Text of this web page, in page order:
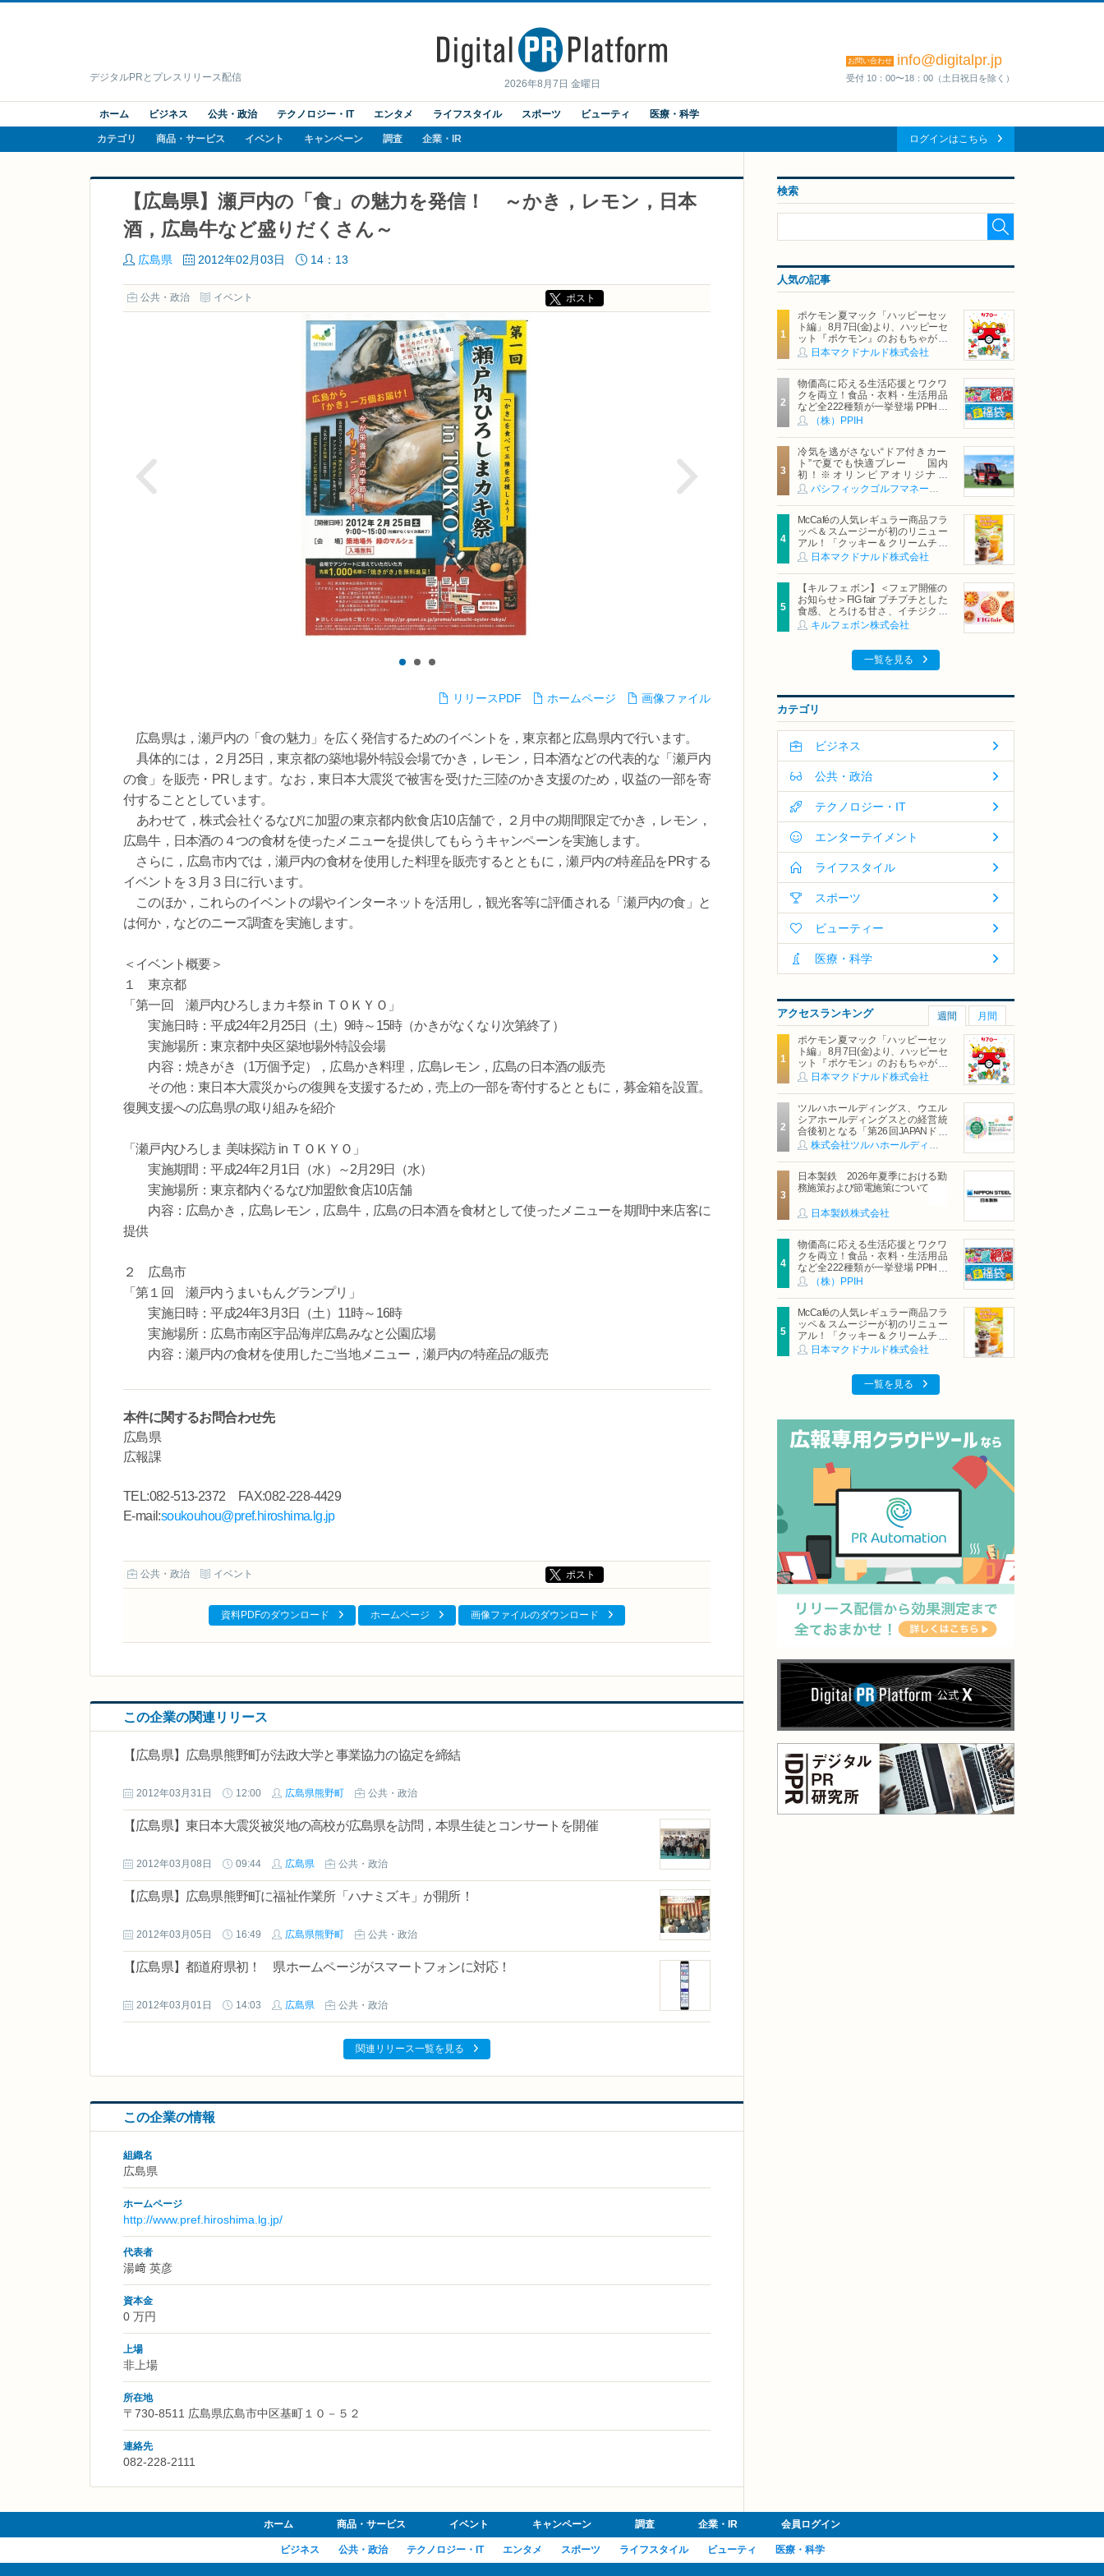
2026年8月7日 金曜日
デジタルPRとプレスリリース配信
お問い合わせ info@digitalpr.jp
受付 10：00〜18：00（土日祝日を除く）
ホーム ビジネス 公共・政治 テクノロジー・IT エンタメ ライフスタイル スポーツ ビューティ 医療・科学
カテゴリ 商品・サービス イベント キャンペーン 調査 企業・IR ログインはこちら
【広島県】瀬戸内の「食」の魅力を発信！ ～かき，レモン，日本
酒，広島牛など盛りだくさん～
広島県 2012年02月03日 14：13
公共・政治 イベント ポスト
リリースPDF ホームページ 画像ファイル
広島県は，瀬戸内の「食の魅力」を広く発信するためのイベントを，東京都と広島県内で行います。
具体的には，２月25日，東京都の築地場外特設会場でかき，レモン，日本酒などの代表的な「瀬戸内
の食」を販売・PRします。なお，東日本大震災で被害を受けた三陸のかき支援のため，収益の一部を寄
付することとしています。
あわせて，株式会社ぐるなびに加盟の東京都内飲食店10店舗で，２月中の期間限定でかき，レモン，
広島牛，日本酒の４つの食材を使ったメニューを提供してもらうキャンペーンを実施します。
さらに，広島市内では，瀬戸内の食材を使用した料理を販売するとともに，瀬戸内の特産品をPRする
イベントを３月３日に行います。
このほか，これらのイベントの場やインターネットを活用し，観光客等に評価される「瀬戸内の食」と
は何か，などのニーズ調査を実施します。
＜イベント概要＞
１ 東京都
「第一回 瀬戸内ひろしまカキ祭 in ＴＯＫＹＯ」
実施日時：平成24年2月25日（土）9時～15時（かきがなくなり次第終了）
実施場所：東京都中央区築地場外特設会場
内容：焼きがき（1万個予定），広島かき料理，広島レモン，広島の日本酒の販売
その他：東日本大震災からの復興を支援するため，売上の一部を寄付するとともに，募金箱を設置。
復興支援への広島県の取り組みを紹介
「瀬戸内ひろしま 美味探訪 in ＴＯＫＹＯ」
実施期間：平成24年2月1日（水）～2月29日（水）
実施場所：東京都内ぐるなび加盟飲食店10店舗
内容：広島かき，広島レモン，広島牛，広島の日本酒を食材として使ったメニューを期間中来店客に
提供
２ 広島市
「第１回 瀬戸内うまいもんグランプリ」
実施日時：平成24年3月3日（土）11時～16時
実施場所：広島市南区宇品海岸広島みなと公園広場
内容：瀬戸内の食材を使用したご当地メニュー，瀬戸内の特産品の販売
本件に関するお問合わせ先
広島県
広報課
TEL:082-513-2372 FAX:082-228-4429
E-mail:soukouhou@pref.hiroshima.lg.jp
公共・政治 イベント ポスト
資料PDFのダウンロード ホームページ 画像ファイルのダウンロード
この企業の関連リリース
【広島県】広島県熊野町が法政大学と事業協力の協定を締結
2012年03月31日 12:00 広島県熊野町 公共・政治
【広島県】東日本大震災被災地の高校が広島県を訪問，本県生徒とコンサートを開催
2012年03月08日 09:44 広島県 公共・政治
【広島県】広島県熊野町に福祉作業所「ハナミズキ」が開所！
2012年03月05日 16:49 広島県熊野町 公共・政治
【広島県】都道府県初！ 県ホームページがスマートフォンに対応！
2012年03月01日 14:03 広島県 公共・政治
関連リリース一覧を見る
この企業の情報
組織名
広島県
ホームページ
http://www.pref.hiroshima.lg.jp/
代表者
湯﨑 英彦
資本金
0 万円
上場
非上場
所在地
〒730-8511 広島県広島市中区基町１０－５２
連絡先
082-228-2111
検索
人気の記事
ポケモン夏マック「ハッピーセッ
ト編」 8月7日(金)より、ハッピーセ
ット『ポケモン』のおもちゃが期
間限定登場
日本マクドナルド株式会社
物価高に応える生活応援とワクワ
クを両立！食品・衣料・生活用品
など全222種類が一挙登場 PPIHグ
ループ「夏福袋」＆セール 8月6日
(木)より順次スタート
（株）PPIH
冷気を逃がさない“ドア付きカー
ト”で夏でも快適プレー 国内
初！※オリンピアオリジナル
「AirCon Cart（エアコンカー
ト）」導入 | ＰＧＭ
McCaféの人気レギュラー商品フラ
ッペ＆スムージーが初のリニュー
アル！「クッキー＆クリームチョ
コフラッペ」「マンゴースムージ
ー」8月5日（水）から販売開始
日本マクドナルド株式会社
【キル フェ ボン】＜フェア開催の
お知らせ＞FIG fair プチプチとした
食感、とろける甘さ、イチジクの
魅力をたっぷりと。新作を含め、
イチジク尽くしの全4種が登場8月
キルフェボン株式会社
一覧を見る
カテゴリ
ビジネス
公共・政治
テクノロジー・IT
エンターテイメント
ライフスタイル
スポーツ
ビューティー
医療・科学
アクセスランキング 週間 月間
ポケモン夏マック「ハッピーセッ
ト編」 8月7日(金)より、ハッピーセ
ット『ポケモン』のおもちゃが期
間限定登場
日本マクドナルド株式会社
ツルハホールディングス、ウエル
シアホールディングスとの経営統
合後初となる「第26回JAPANドラ
ッグストアショー」に出展
株式会社ツルハホールディングス
日本製鉄 2026年夏季における勤
務施策および節電施策について
日本製鉄株式会社
物価高に応える生活応援とワクワ
クを両立！食品・衣料・生活用品
など全222種類が一挙登場 PPIHグ
ループ「夏福袋」＆セール 8月6日
（株）PPIH
McCaféの人気レギュラー商品フラ
ッペ＆スムージーが初のリニュー
アル！「クッキー＆クリームチョ
コフラッペ」「マンゴースムージ
日本マクドナルド株式会社
一覧を見る
ホーム 商品・サービス イベント キャンペーン 調査 企業・IR 会員ログイン
ビジネス 公共・政治 テクノロジー・IT エンタメ スポーツ ライフスタイル ビューティ 医療・科学